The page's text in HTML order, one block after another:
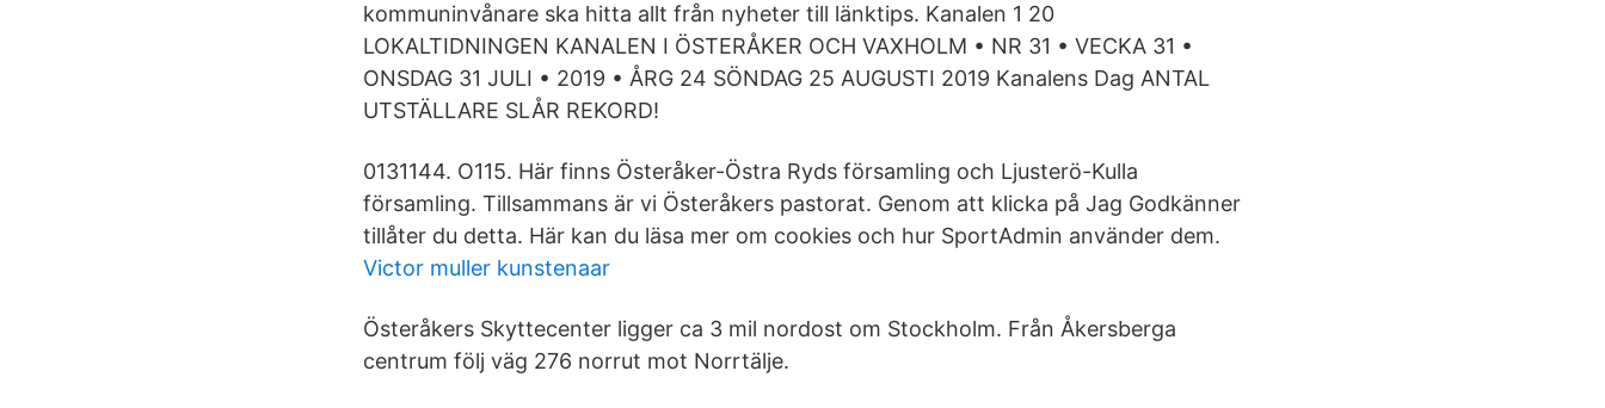
kommuninvånare ska hitta allt från nyheter till länktips. Kanalen 1 20
LOKALTIDNINGEN KANALEN I ÖSTERÅKER OCH VAXHOLM • NR 31 • VECKA 31 •
ONSDAG 31 JULI • 2019 • ÅRG 24 SÖNDAG 25 AUGUSTI 2019 Kanalens Dag ANTAL
UTSTÄLLARE SLÅR REKORD!
0131144. O115. Här finns Österåker-Östra Ryds församling och Ljusterö-Kulla
församling. Tillsammans är vi Österåkers pastorat. Genom att klicka på Jag Godkänner
tillåter du detta. Här kan du läsa mer om cookies och hur SportAdmin använder dem.
Victor muller kunstenaar
Österåkers Skyttecenter ligger ca 3 mil nordost om Stockholm. Från Åkersberga
centrum följ väg 276 norrut mot Norrtälje.